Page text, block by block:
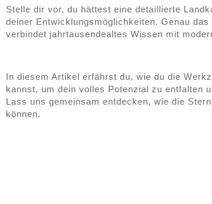
Stelle dir vor, du hättest eine detaillierte
deiner Entwicklungsmöglichkeiten. Genau
verbindet jahrtausendealtes Wissen mit
In diesem Artikel erfährst du, wie du die
kannst, um dein volles Potenzial zu entfalten
Lass uns gemeinsam entdecken, wie die
können.